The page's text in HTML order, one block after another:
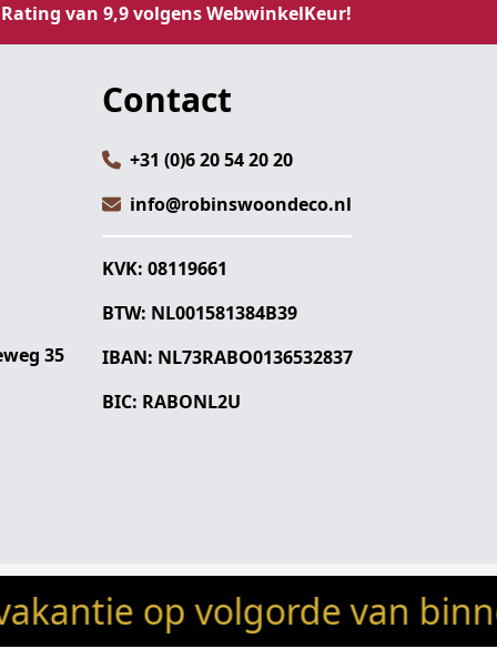
Rating van 9,9 volgens WebwinkelKeur!
35
Contact
+31 (0)6 20 54 20 20
info@robinswoondeco.nl
KVK: 08119661
BTW: NL001581384B39
IBAN: NL73RABO0136532837
BIC: RABONL2U
volgorde van